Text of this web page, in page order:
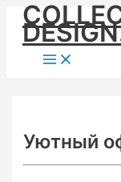
Skip
contentMain
Menu
Уютный